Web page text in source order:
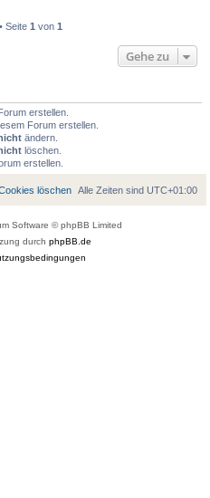
Seite 1 von 1
Gehe zu
erstellen.
Forum erstellen.
ändern.
löschen.
erstellen.
Alle Zeiten sind UTC+01:00
löschen
Software © phpBB Limited
durch phpBB.de